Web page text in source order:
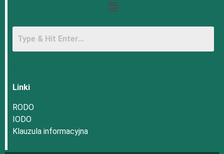
Linki
RODO
IODO
Klauzula informacyjna